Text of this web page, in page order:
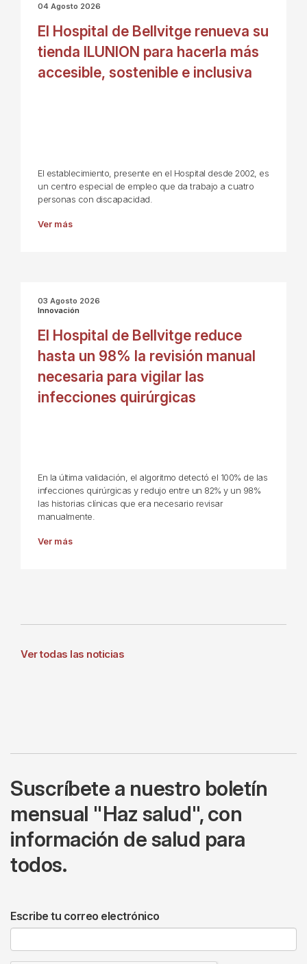
04 Agosto 2026
El Hospital de Bellvitge renueva su
tienda ILUNION para hacerla más
accesible, sostenible e inclusiva
El establecimiento, presente en el Hospital desde 2002, es
un centro especial de empleo que da trabajo a cuatro
personas con discapacidad.
Ver más
03 Agosto 2026
Innovación
El Hospital de Bellvitge reduce
hasta un 98% la revisión manual
necesaria para vigilar las
infecciones quirúrgicas
En la última validación, el algoritmo detectó el 100% de las
infecciones quirúrgicas y redujo entre un 82% y un 98%
las historias clínicas que era necesario revisar
manualmente.
Ver más
Ver todas las noticias
Suscríbete a nuestro boletín
mensual "Haz salud", con
información de salud para
todos.
Escribe tu correo electrónico